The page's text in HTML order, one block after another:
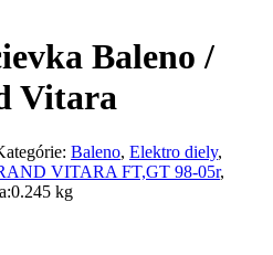
Baleno /
Vitara
Baleno, Elektro diely,
VITARA FT,GT 98-05r,
0.245 kg